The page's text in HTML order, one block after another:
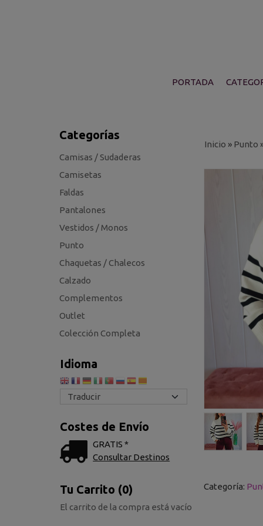
PORTADA
Categorías
Camisas / Sudaderas
Camisetas
Faldas
Pantalones
Vestidos / Monos
Punto
Chaquetas / Chalecos
Calzado
Complementos
Outlet
Colección Completa
Idioma
Costes de Envío
GRATIS *
Consultar Destinos
Tu Carrito (0)
El carrito de la compra está vacío
Inicio » Punto
Categoría: